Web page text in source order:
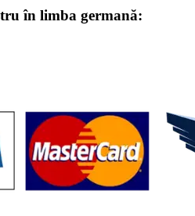
în limba germană: